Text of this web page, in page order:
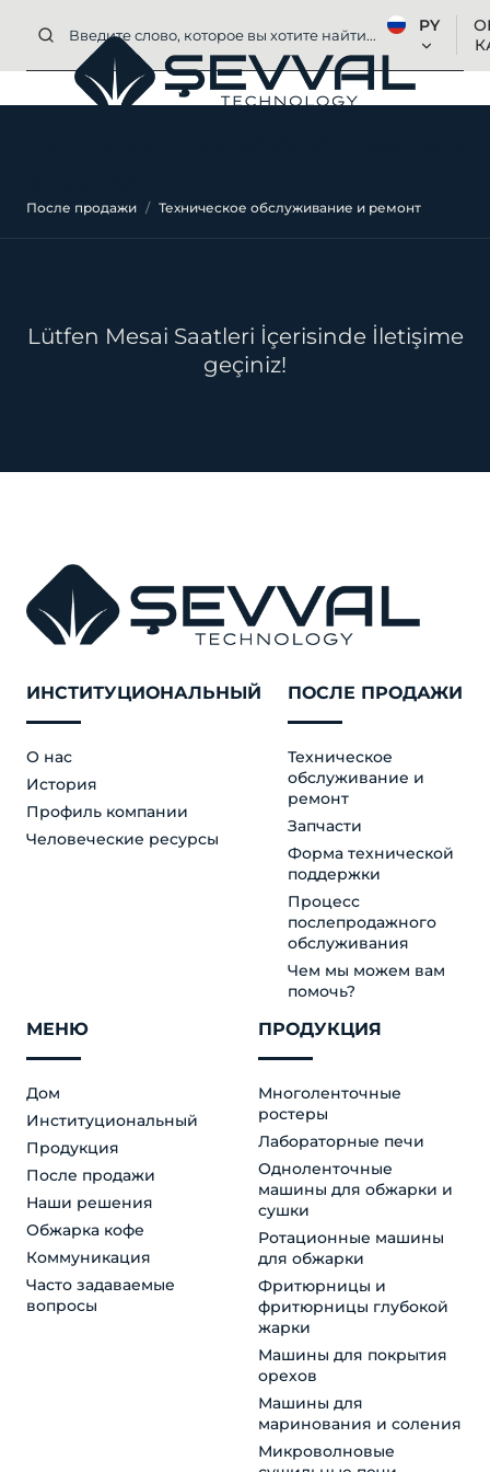
PY
После продажи Техническое обслуживание и ремонт
Lütfen Mesai Saatleri İçerisinde İletişime
geçiniz!
ИНСТИТУЦИОНАЛЬНЫЙ
О нас
История
Профиль компании
Человеческие ресурсы
ПОСЛЕ ПРОДАЖИ
Техническое
обслуживание и
ремонт
Запчасти
Форма технической
поддержки
Процесс
послепродажного
обслуживания
Чем мы можем вам
помочь?
МЕНЮ
Дом
Институциональный
Продукция
После продажи
Наши решения
Обжарка кофе
Коммуникация
Часто задаваемые
вопросы
ПРОДУКЦИЯ
Многоленточные
ростеры
Лабораторные печи
Одноленточные
машины для обжарки и
сушки
Ротационные машины
для обжарки
Фритюрницы и
фритюрницы глубокой
жарки
Машины для покрытия
орехов
Машины для
маринования и соления
Микроволновые